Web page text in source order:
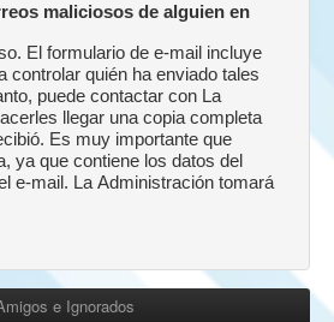
maliciosos de alguien en
El formulario de e-mail incluye
controlar quién ha enviado tales
puede contactar con La
llegar una copia completa
Es muy importante que
ya que contiene los datos del
e-mail. La Administración tomará
e Ignorados